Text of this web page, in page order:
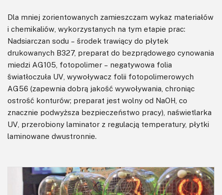
Dla mniej zorientowanych zamieszczam wykaz materiałów
i chemikaliów, wykorzystanych na tym etapie prac:
Nadsiarczan sodu – środek trawiący do płytek
drukowanych B327, preparat do bezprądowego cynowania
miedzi AG105, fotopolimer – negatywowa folia
światłoczuła UV, wywoływacz folii fotopolimerowych
AG56 (zapewnia dobrą jakość wywoływania, chroniąc
ostrość konturów; preparat jest wolny od NaOH, co
znacznie podwyższa bezpieczeństwo pracy), naświetlarka
UV, przerobiony laminator z regulacją temperatury, płytki
laminowane dwustronnie.